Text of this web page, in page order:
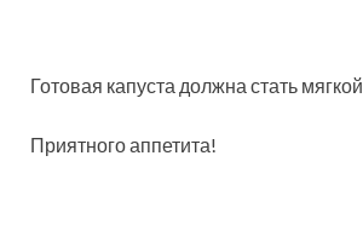
Готовая капуста должна стать мягкой.
Приятного аппетита!